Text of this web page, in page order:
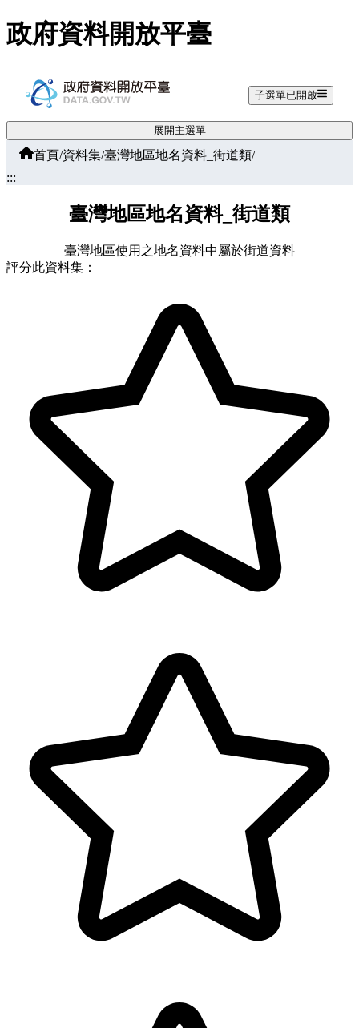
跳至主要內容
政府資料開放平臺
子選單已開啟
展開主選單
首頁/資料集/臺灣地區地名資料_街道類/
:::
臺灣地區地名資料_街道類
臺灣地區使用之地名資料中屬於街道資料
評分此資料集：